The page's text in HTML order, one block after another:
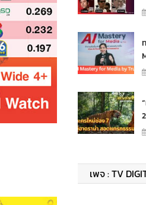
เพจ : TV